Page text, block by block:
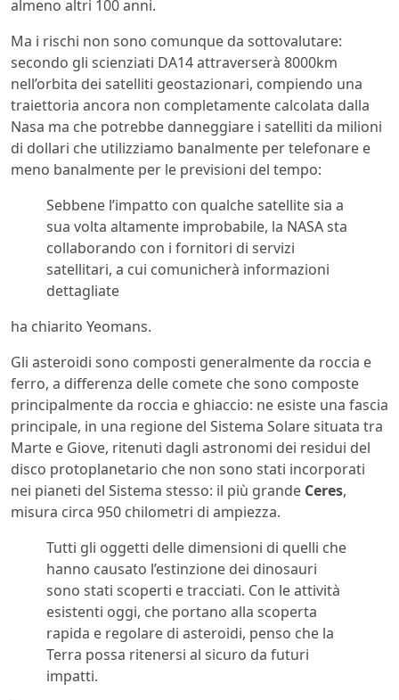
almeno altri 100 anni.
Ma i rischi non sono comunque da sottovalutare:
secondo gli scienziati DA14 attraverserà 8000km
nell’orbita dei satelliti geostazionari, compiendo una
traiettoria ancora non completamente calcolata dalla
Nasa ma che potrebbe danneggiare i satelliti da milioni
di dollari che utilizziamo banalmente per telefonare e
meno banalmente per le previsioni del tempo:
Sebbene l’impatto con qualche satellite sia a
sua volta altamente improbabile, la NASA sta
collaborando con i fornitori di servizi
satellitari, a cui comunicherà informazioni
dettagliate
ha chiarito Yeomans.
Gli asteroidi sono composti generalmente da roccia e
ferro, a differenza delle comete che sono composte
principalmente da roccia e ghiaccio: ne esiste una fascia
principale, in una regione del Sistema Solare situata tra
Marte e Giove, ritenuti dagli astronomi dei residui del
disco protoplanetario che non sono stati incorporati
nei pianeti del Sistema stesso: il più grande Ceres,
misura circa 950 chilometri di ampiezza.
Tutti gli oggetti delle dimensioni di quelli che
hanno causato l’estinzione dei dinosauri
sono stati scoperti e tracciati. Con le attività
esistenti oggi, che portano alla scoperta
rapida e regolare di asteroidi, penso che la
Terra possa ritenersi al sicuro da futuri
impatti.